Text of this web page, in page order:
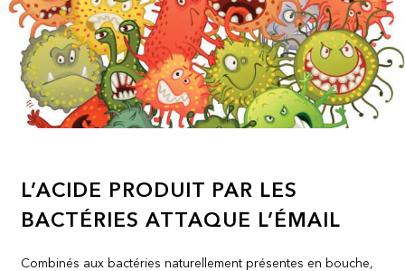
L’ACIDE PRODUIT PAR LES
BACTÉRIES ATTAQUE L’ÉMAIL
Combinés aux bactéries naturellement présentes en bouche,